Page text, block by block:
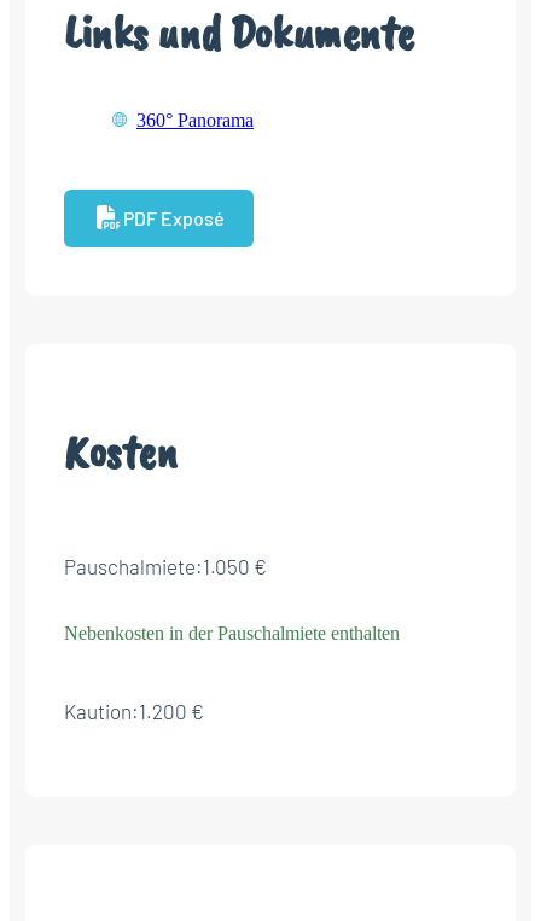
Links und Dokumente
360° Panorama
PDF Exposé
Kosten
Pauschalmiete:1.050 €
Nebenkosten in der Pauschalmiete enthalten
Kaution:1.200 €